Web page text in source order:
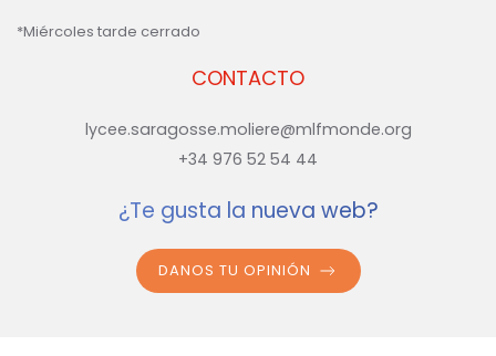
CONTACTO
lycee.saragosse.moliere@mlfmonde.org
+34 976 52 54 44
*Miércoles tarde cerrado
¿Te gusta la nueva web?
DANOS TU OPINIÓN